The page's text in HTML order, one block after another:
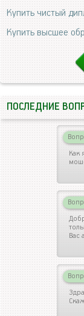
Купить чистый
Купить высшее
ПОСЛЕДНИЕ
Как
Вас